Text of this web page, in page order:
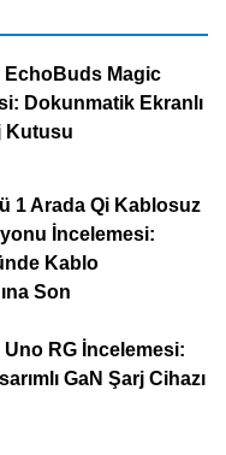
EchoBuds Magic
Dokunmatik Ekranlı
Kutusu
1 Arada Qi Kablosuz
İncelemesi:
Kablo
Son
Uno RG İncelemesi:
GaN Şarj Cihazı